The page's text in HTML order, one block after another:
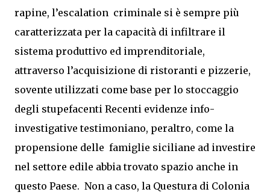
rapine, l’escalation criminale si è sempre più
caratterizzata per la capacità di infiltrare il
sistema produttivo ed imprenditoriale,
attraverso l’acquisizione di ristoranti e pizzerie,
sovente utilizzati come base per lo stoccaggio
degli stupefacenti Recenti evidenze info-
investigative testimoniano, peraltro, come la
propensione delle famiglie siciliane ad investire
nel settore edile abbia trovato spazio anche in
questo Paese. Non a caso, la Questura di Colonia